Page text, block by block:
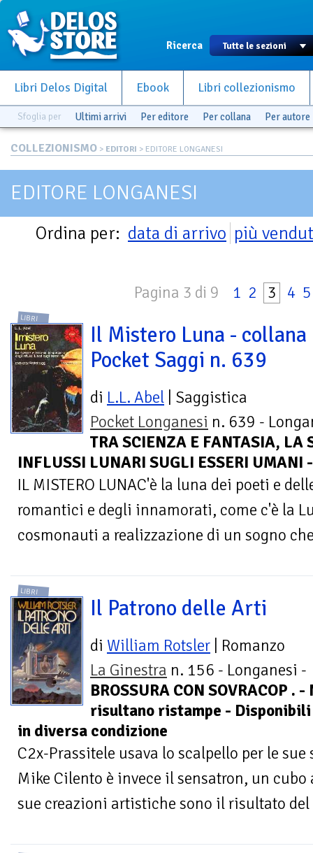
Ricerca
Libri Delos Digital Ebook Libri collezionismo
Sfoglia per Ultimi arrivi Per editore Per collana Per autore
COLLEZIONISMO > EDITORI > EDITORE LONGANESI
EDITORE LONGANESI
Ordina per: data di arrivo più
Pagina 3 di 9 1 2 3 4 5
LIBRI
Il Mistero Luna - collana
Pocket Saggi n. 639
di L.L. Abel | Saggistica
Pocket Longanesi n. 639 -
TRA SCIENZA E FANTASIA, LA
INFLUSSI LUNARI SUGLI ESSERI UMANI -
IL MISTERO LUNAC'è la luna dei poeti e
romantici e degli innamorati, come c'è la
cosmonauti a realizzazione di un sogno
LIBRI
Il Patrono delle Arti
di William Rotsler | Romanzo
La Ginestra n. 156 - Longanesi -
BROSSURA CON SOVRACOP . -
risultano ristampe -
in diversa condizione
C2x-Prassitele usava lo scalpello per le
Mike Cilento è invece il sensatron, un
sue creazioni artistiche sono il risultato del